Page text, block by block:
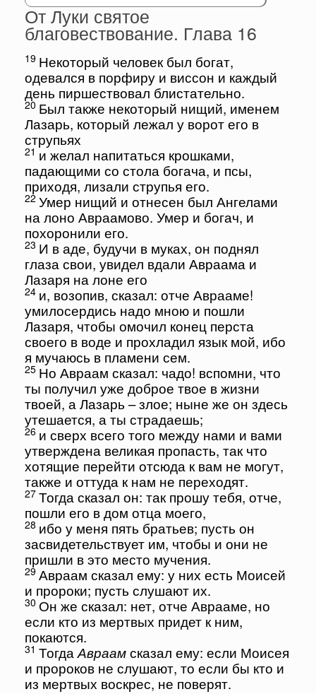
От Луки святое
благовествование. Глава 16
19 Некоторый человек был богат,
одевался в порфиру и виссон и каждый
день пиршествовал блистательно.
20 Был также некоторый нищий, именем
Лазарь, который лежал у ворот его в
струпьях
21 и желал напитаться крошками,
падающими со стола богача, и псы,
приходя, лизали струпья его.
22 Умер нищий и отнесен был Ангелами
на лоно Авраамово. Умер и богач, и
похоронили его.
23 И в аде, будучи в муках, он поднял
глаза свои, увидел вдали Авраама и
Лазаря на лоне его
24 и, возопив, сказал: отче Аврааме!
умилосердись надо мною и пошли
Лазаря, чтобы омочил конец перста
своего в воде и прохладил язык мой, ибо
я мучаюсь в пламени сем.
25 Но Авраам сказал: чадо! вспомни, что
ты получил уже доброе твое в жизни
твоей, а Лазарь – злое; ныне же он здесь
утешается, а ты страдаешь;
26 и сверх всего того между нами и вами
утверждена великая пропасть, так что
хотящие перейти отсюда к вам не могут,
также и оттуда к нам не переходят.
27 Тогда сказал он: так прошу тебя, отче,
пошли его в дом отца моего,
28 ибо у меня пять братьев; пусть он
засвидетельствует им, чтобы и они не
пришли в это место мучения.
29 Авраам сказал ему: у них есть Моисей
и пророки; пусть слушают их.
30 Он же сказал: нет, отче Аврааме, но
если кто из мертвых придет к ним,
покаются.
31 ТогдаАвраамсказал ему: если Моисея
и пророков не слушают, то если бы кто и
из мертвых воскрес, не поверят.